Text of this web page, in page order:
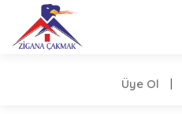
Üye Ol